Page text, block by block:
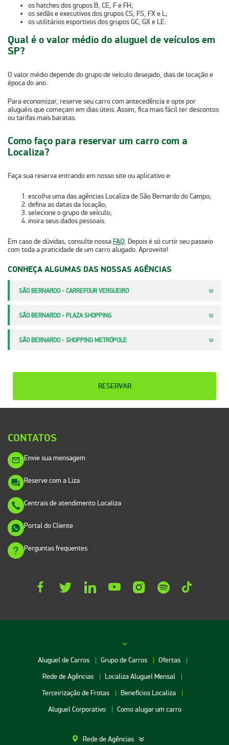
os hatches dos gruposB, CE, F e FH;
os sedãs e executivos dos gruposCS, FS, FX e L;
os utilitários esportivos dos gruposGC, GX e LE.
Qual é o valor médio do aluguel de veículos em
SP?
O valor médio depende do grupo de veículo desejado, dias de locação e
época do ano.
Para economizar, reserve seu carro com antecedênciaeopte por
aluguéis que começam em dias úteis. Assim, fica mais fácil ter descontos
ou tarifas mais baratas.
Como faço para reservar um carro com a
Localiza?
Faça sua reserva entrando em nosso site ou aplicativo e:
escolha uma dasagências Localiza de São Bernardo do Campo;
defina as datas da locação;
selecione o grupo de veículo;
insira seus dados pessoais.
Em caso de dúvidas, consulte nossaFAQ. Depois é só curtir seu passeio
com toda a praticidade de um carro alugado. Aproveite!
CONHEÇA ALGUMAS DAS NOSSAS AGÊNCIAS
SÃO BERNARDO - CARREFOUR VERGUEIRO
SÃO BERNARDO - PLAZA SHOPPING
SÃO BERNARDO - SHOPPING METRÓPOLE
RESERVAR
CONTATOS
Envie sua mensagem
Reserve com a Liza
Centrais de atendimento Localiza
Portal do Cliente
Perguntas frequentes
Aluguel de Carros Grupo de Carros
Ofertas
Rede de Agências
Localiza Aluguel Mensal
Terceirização de Frotas
Benefícios Localiza
Aluguel Corporativo
Como alugar um carro
Rede de Agências